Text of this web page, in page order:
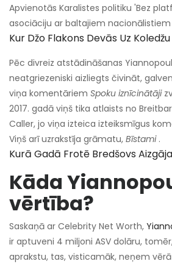
Apvienotās Karalistes politiku 'Bez
asociāciju ar baltajiem
Kur Džo Flakons Devās Uz Koledžu
Pēc divreiz atstādināšanas
neatgriezeniski aizliegts čivināt,
viņa komentāriem Spoku iznīcinātāji
2017. gadā viņš tika atlaists no
Caller, jo viņa izteica izteiksmīgus
Viņš arī uzrakstīja grāmatu, Bīstami.
Kurā Gadā Frotē Bredšovs
Kāda
vērtība?
Saskaņā ar Celebrity Net Worth,
ir aptuveni 4 miljoni ASV dolāru,
aprakstu, tas, visticamāk, neņem